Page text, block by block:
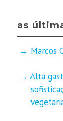
as
Marcos
Alta